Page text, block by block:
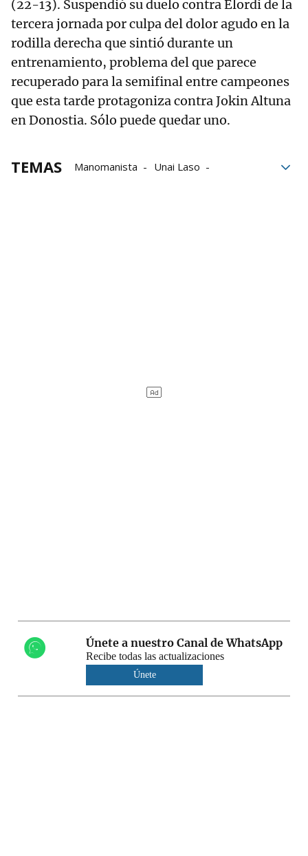
(22-13). Suspendió su duelo contra Elordi de la
tercera jornada por culpa del dolor agudo en la
rodilla derecha que sintió durante un
entrenamiento, problema del que parece
recuperado para la semifinal entre campeones
que esta tarde protagoniza contra Jokin Altuna
en Donostia. Sólo puede quedar uno.
TEMAS Manomanista
Unai Laso
Únete a nuestro Canal de WhatsApp
Recibe todas las actualizaciones
Únete